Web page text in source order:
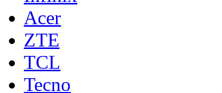
Acer
ZTE
TCL
Tecno